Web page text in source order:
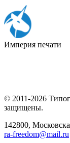
Империя печати
© 2011-2026
защищены.
142800,
ra-freedom@mail.ru